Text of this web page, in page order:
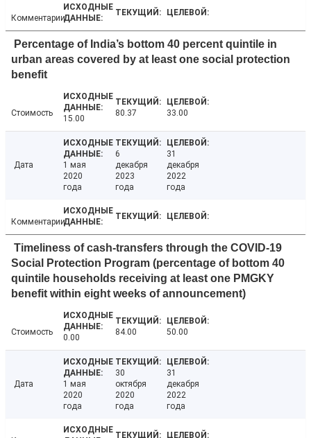
Комментарии
Percentage of India’s bottom 40 percent quintile in
urban areas covered by at least one social protection
benefit
Стоимость
15.00
80.37 33.00
Дата
1 мая
2020
года
6
декабря
2023
года
31
декабря
2022
года
Комментарии
Timeliness of cash-transfers through the COVID-19
Social Protection Program (percentage of bottom 40
quintile households receiving at least one PMGKY
benefit within eight weeks of announcement)
Стоимость
0.00
84.00 50.00
Дата
1 мая
2020
года
30
октября
2020
года
31
декабря
2022
года